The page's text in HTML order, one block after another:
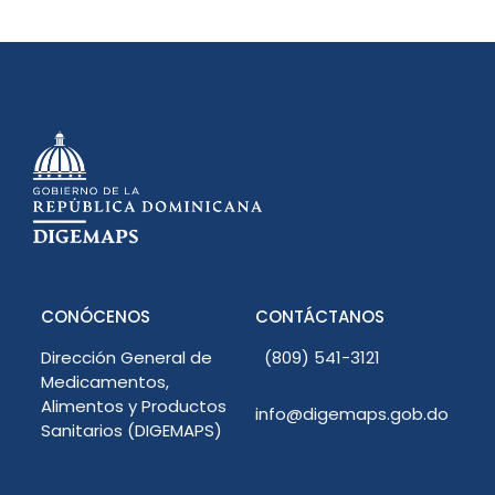
CONÓCENOS
Dirección General de
Medicamentos,
Alimentos y Productos
Sanitarios (DIGEMAPS)
CONTÁCTANOS
(809) 541-3121
info@digemaps.gob.do